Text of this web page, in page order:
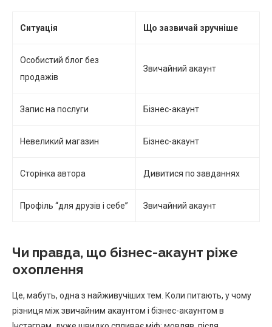
Ситуація Що зазвичай зручніше
Особистий блог без
продажів
Звичайний акаунт
Запис на послуги Бізнес-акаунт
Невеликий магазин Бізнес-акаунт
Сторінка автора Дивитися по завданнях
Профіль “для друзів і себе” Звичайний акаунт
Чи правда, що бізнес-акаунт ріже
охоплення
Це, мабуть, одна з найживучіших тем. Коли питають, у чому
різниця між звичайним акаунтом і бізнес-акаунтом в